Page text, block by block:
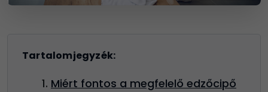
Tartalomjegyzék:
Miért fontos a megfelelő edzőcipő